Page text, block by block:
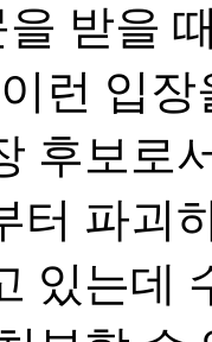
받을
런 입
후보로
터 파괴
있는데